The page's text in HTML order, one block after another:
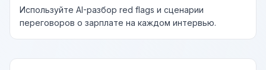
Используйте AI-разбор red flags и сценарии
переговоров о зарплате на каждом интервью.